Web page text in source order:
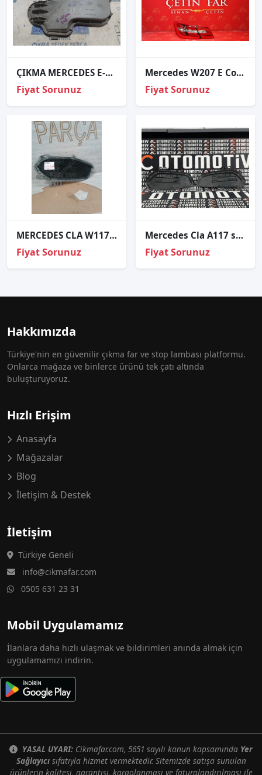
ÇIKMA MERCEDES E-CLASS W210 SAĞ FAR KAPAĞI
Fiyat Sorunuz
Mercedes W207 E Coupe Led Sol İç Diş Stop Sıfır Ulo
Fiyat Sorunuz
MERCEDES CLA W117 SİS FARI KAPAK ÇERÇEVESİ
Fiyat Sorunuz
Mercedes Cla A117 sis çerçevesi A117885222-A1178852322
Fiyat Sorunuz
Hakkımızda
Türkiye'nin en güvenilir çıkma far ve stop lambası platformu.
Onlarca mağaza ve binlerce ürünü tek çatı altında
buluşturuyoruz.
Hızlı Erişim
Anasayfa
Mağazalar
Blog
İletişim & Destek
İletişim
Türkiye Geneli
info@cikmafar.com
0505 631 23 31
Mobil Uygulamamız
İlanlara daha hızlı ulaşmak ve bildirimleri anında almak için
uygulamamızı indirin.
YASAL UYARI: Cikmafar.com, 5651 sayılı kanun kapsamında Yer
Sağlayıcısıfatıyla hizmet vermektedir. Sitemizde satışa sunulan
ürünlerin kalitesi, garantisi, kargolanması ve faturalandırılması ile